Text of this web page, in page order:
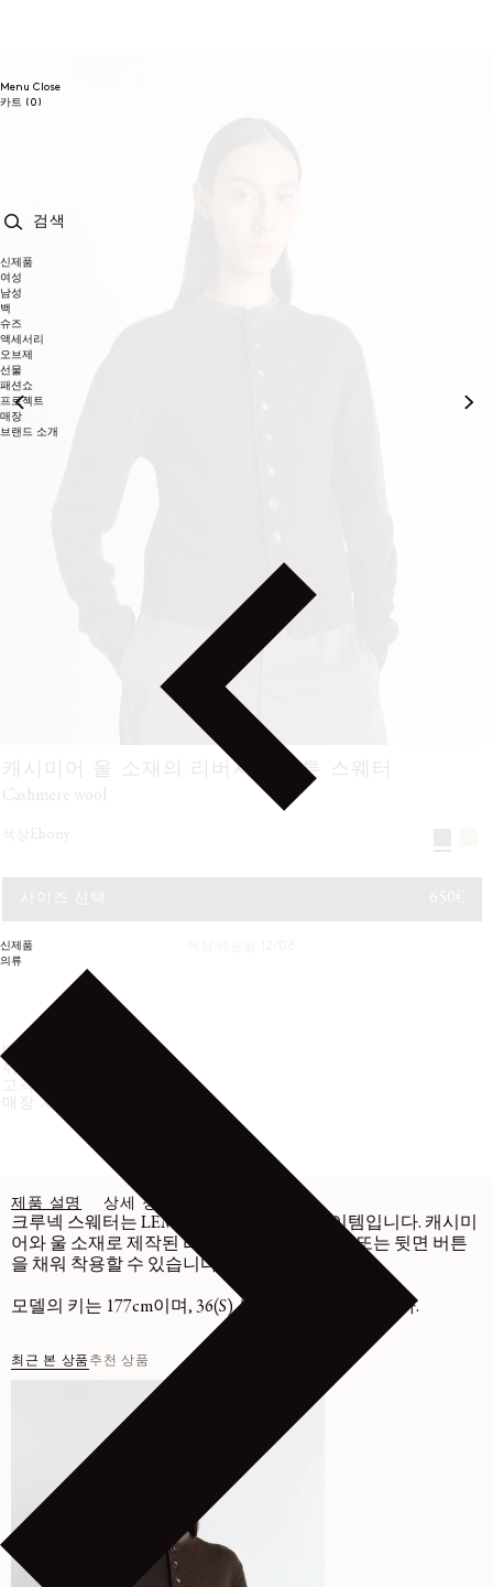
Menu Close
카트 (0)
신제품
여성
남성
백
슈즈
액세서리
오브제
선물
패션쇼
프로젝트
매장
브랜드 소개
신제품
의류
캐시미어 울 소재의 리버서블 버튼 스웨터
cashmere wool
ebony
배송 및 반품
취급 방법
고객센터
매장 재고 확인
제품 설명 상세 정보
크루넥 스웨터는 LEMAIRE 패션의 필수 아이템입니다. 캐시미
어와 울 소재로 제작된 리버서블 모델로, 앞면 또는 뒷면 버튼
을 채워 착용할 수 있습니다.
모델의 키는 177cm이며, 36(S) 사이즈를 착용했습니다.
최근 본 상품 추천 상품